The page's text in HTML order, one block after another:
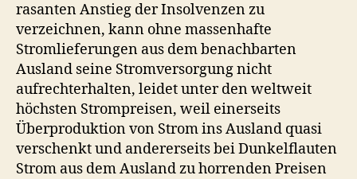
rasanten Anstieg der Insolvenzen zu
verzeichnen, kann ohne massenhafte
Stromlieferungen aus dem benachbarten
Ausland seine Stromversorgung nicht
aufrechterhalten, leidet unter den weltweit
höchsten Strompreisen, weil einerseits
Überproduktion von Strom ins Ausland quasi
verschenkt und andererseits bei Dunkelflauten
Strom aus dem Ausland zu horrenden Preisen